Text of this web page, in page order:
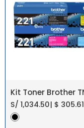
S/ 1,034.50| $ 305.61